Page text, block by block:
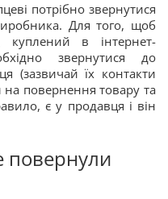
потрібно звернутися
Для того, щоб
куплений в інтернет-
звернутися до
(зазвичай їх контакти
на повернення товару та
є у продавця і він